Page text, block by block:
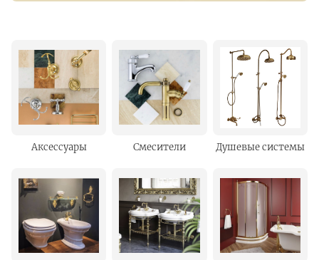
Аксессуары Смесители Душевые системы